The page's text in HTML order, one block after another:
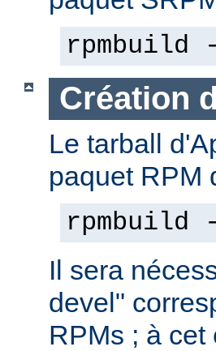
rpmbuild
Création
Le tarball
paquet RPM
rpmbuild
Il sera
devel"
RPMs ; à